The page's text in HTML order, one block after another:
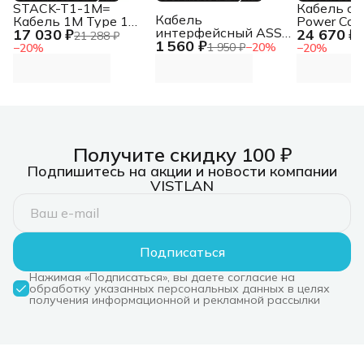
17 030 ₽21 288 ₽
−20%
STACK-T1-1M=
Кабель 1M Type 1
Stacking Cable
1 560 ₽1 950 ₽−20%
Кабель
интерфейсный ASSY:
Memor 12 USB-A to
24 670 ₽
−20%
Кабель
Power
Locking,
to IEC 320
Получите скидку 100 ₽
Подпишитесь на акции и новости компании
VISTLAN
Подписаться
Нажимая «Подписаться», вы даете согласие на
обработку указанных персональных данных в целях
получения информационной и рекламной рассылки